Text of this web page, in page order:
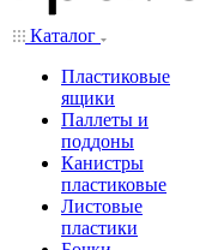
Каталог
Пластиковые
ящики
Паллеты и
поддоны
Канистры
пластиковые
Листовые
пластики